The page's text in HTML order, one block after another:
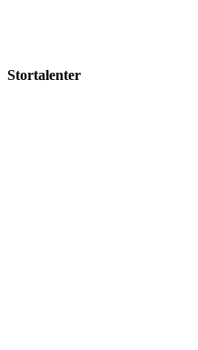
Stortalenter